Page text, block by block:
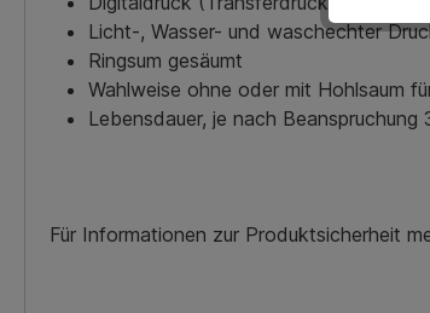
Licht-, Wasser- und waschechter
Ringsum gesäumt
Wahlweise ohne oder mit Hohlsaum
Lebensdauer, je nach
Für Informationen zur Produktsicherheit